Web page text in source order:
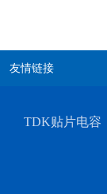
友情链接
TDK贴片电容